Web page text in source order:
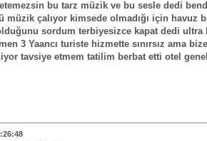
bu tarz müzik ve bu sesle dedi
müzik çalıyor kimsede olmadığı için havuz
sordum terbiyesizce kapat dedi ultra
3 Yaancı turiste hizmette sınırsız ama
tavsiye etmem tatilim berbat etti otel